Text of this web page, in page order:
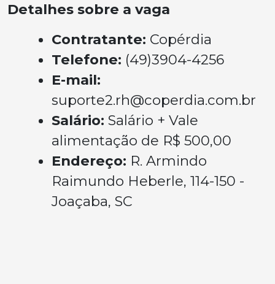
Detalhes sobre a vaga
Contratante: Copérdia
Telefone: (49)3904-4256
E-mail:
suporte2.rh@coperdia.com.br
Salário: Salário + Vale
alimentação de R$ 500,00
Endereço: R. Armindo
Raimundo Heberle, 114-150 -
Joaçaba, SC